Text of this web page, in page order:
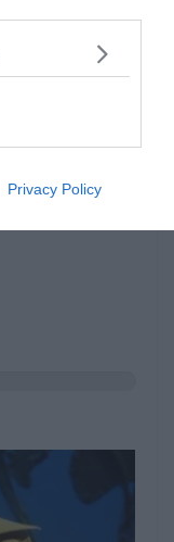
Privacy Policy